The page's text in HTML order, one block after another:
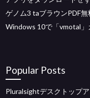
ゲノム3 taブラウンPDF
Windows 10で「vmotal
Popular Posts
Pluralsightデスクトップ